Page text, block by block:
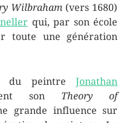
Wilbraham (vers 1680)
qui, par son école
toute une génération
du peintreJonathan
son Theory of
grande influence sur